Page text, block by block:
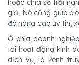
hoặc chia sẻ trải
giả. Nó cũng giúp
đó nâng cao uy tín,
Ở phía doanh
tới hoạt động kinh
dịch vụ, là kênh